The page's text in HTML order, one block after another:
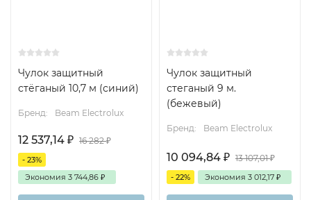
Чулок защитный
стёганый 10,7 м (синий)
Бренд: Beam Electrolux
12 537,14 ₽ 16 282₽
- 23%
Экономия 3 744,86 ₽
Чулок защитный
стеганый 9 м.
(бежевый)
Бренд: Beam Electrolux
10 094,84 ₽ 13 107,01₽
- 22% Экономия 3 012,17 ₽